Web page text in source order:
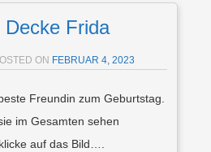
Decke Frida
ON FEBRUAR 4, 2023
Freundin zum Geburtstag.
im Gesamten sehen
auf das Bild….